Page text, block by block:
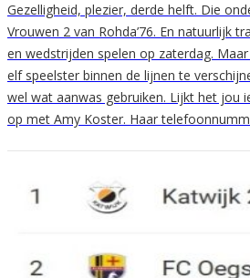
Gezelligheid, plezier, derde helft. Die
Vrouwen 2 van Rohda’76. En natuurlijk
en wedstrijden spelen op zaterdag.
elf speelster binnen de lijnen te
wel wat aanwas gebruiken. Lijkt het jou
op met Amy Koster. Haar